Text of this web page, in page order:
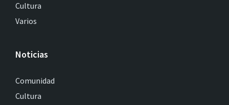
Cultura
Varios
Noticias
Comunidad
Cultura